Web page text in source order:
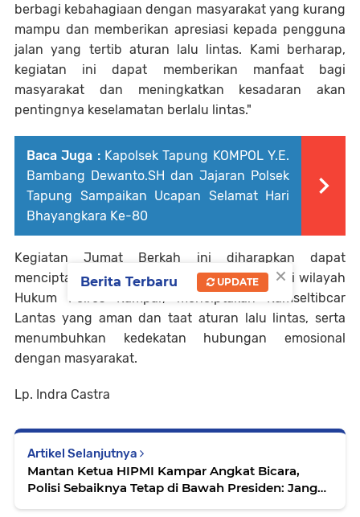
berbagi kebahagiaan dengan masyarakat yang kurang
mampu dan memberikan apresiasi kepada pengguna
jalan yang tertib aturan lalu lintas. Kami berharap,
kegiatan ini dapat memberikan manfaat bagi
masyarakat dan meningkatkan kesadaran akan
pentingnya keselamatan berlalu lintas."
Baca Juga : Kapolsek Tapung KOMPOL Y.E.
Bambang Dewanto.SH dan Jajaran Polsek
Tapung Sampaikan Ucapan Selamat Hari
Bhayangkara Ke-80
Kegiatan Jumat Berkah ini diharapkan dapat
menciptakan situasi kamtibmas yang aman di wilayah
Hukum Polres Kampar, menciptakan Kamseltibcar
Lantas yang aman dan taat aturan lalu lintas, serta
menumbuhkan kedekatan hubungan emosional
dengan masyarakat.
Lp. Indra Castra
Artikel Selanjutnya
Mantan Ketua HIPMI Kampar Angkat Bicara,
Polisi Sebaiknya Tetap di Bawah Presiden: Jangan
×
Berita Terbaru UPDATE